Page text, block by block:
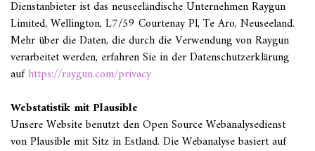
Dienstanbieter ist das neuseeländische Unternehmen Raygun
Limited, Wellington, L7/59 Courtenay Pl, Te Aro, Neuseeland.
Mehr über die Daten, die durch die Verwendung von Raygun
verarbeitet werden, erfahren Sie in der Datenschutzerklärung
aufhttps://raygun.com/privacy
Webstatistik mit Plausible
Unsere Website benutzt den Open Source Webanalysedienst
von Plausible mit Sitz in Estland. Die Webanalyse basiert auf